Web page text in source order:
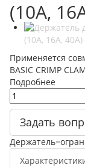
(10А,
Применяется
BASIC CRIMP
Подробнее
Задать